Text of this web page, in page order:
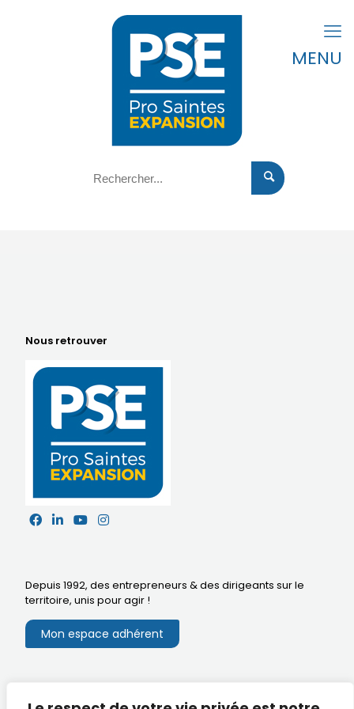
MENU
Nous retrouver
Depuis 1992, des entrepreneurs & des dirigeants sur le
territoire, unis pour agir !
Mon espace adhérent